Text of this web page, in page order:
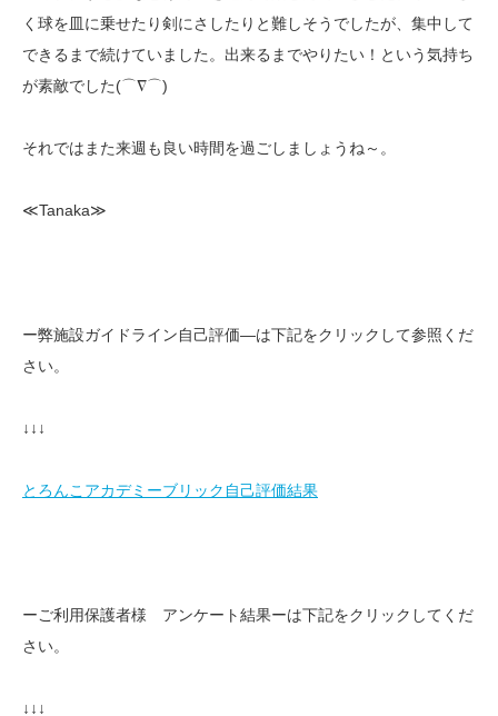
く球を皿に乗せたり剣にさしたりと難しそうでしたが、集中して
できるまで続けていました。出来るまでやりたい！という気持ち
が素敵でした(⌒∇⌒)
それではまた来週も良い時間を過ごしましょうね～。
≪Tanaka≫
ー弊施設ガイドライン自己評価—は下記をクリックして参照くだ
さい。
↓↓↓
とろんこアカデミーブリック自己評価結果
ーご利用保護者様 アンケート結果ーは下記をクリックしてくだ
さい。
↓↓↓